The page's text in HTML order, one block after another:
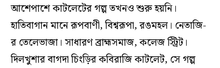
আশেপাশে কাটলেটের গল্প তখনও শুরু হয়নি।
হাতিবাগান মানে রূপবাণী, বিশ্বরূপা, রঙমহল। নেতাজি-
র তেলেভাজা। সাধারণ ব্রাহ্মসমাজ, কলেজ স্ট্রিট।
দিলখুশার বাগদা চিংড়ির কবিরাজি কাটলেট, সে গল্প